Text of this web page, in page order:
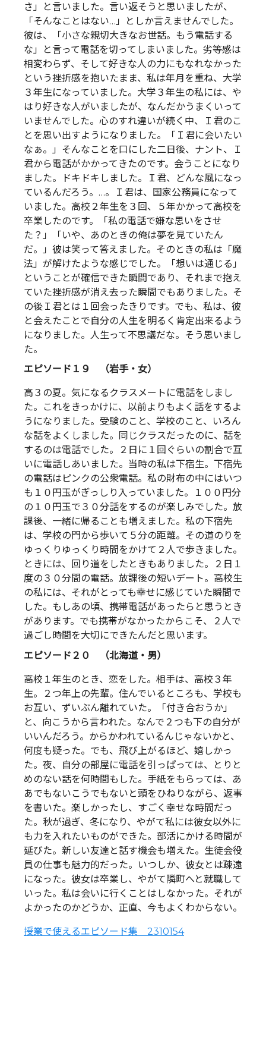
さ」と言いました。言い返そうと思いましたが、
「そんなことはない…」としか言えませんでした。
彼は、「小さな親切大きなお世話。もう電話する
な」と言って電話を切ってしまいました。劣等感は
相変わらず、そして好きな人の力にもなれなかった
という挫折感を抱いたまま、私は年月を重ね、大学
３年生になっていました。大学３年生の私には、や
はり好きな人がいましたが、なんだかうまくいって
いませんでした。心のすれ違いが続く中、Ｉ君のこ
とを思い出すようになりました。「Ｉ君に会いたい
なぁ。」そんなことを口にした二日後、ナント、Ｉ
君から電話がかかってきたのです。会うことになり
ました。ドキドキしました。Ｉ君、どんな風になっ
ているんだろう。…。Ｉ君は、国家公務員になって
いました。高校２年生を３回、５年かかって高校を
卒業したのです。「私の電話で嫌な思いをさせ
た？」「いや、あのときの俺は夢を見ていたん
だ。」彼は笑って答えました。そのときの私は「魔
法」が解けたような感じでした。「想いは通じる」
ということが確信できた瞬間であり、それまで抱え
ていた挫折感が消え去った瞬間でもありました。そ
の後Ｉ君とは１回会ったきりです。でも、私は、彼
と会えたことで自分の人生を明るく肯定出来るよう
になりました。人生って不思議だな。そう思いまし
た。
エピソード１９ （岩手・女）
高３の夏。気になるクラスメートに電話をしまし
た。これをきっかけに、以前よりもよく話をするよ
うになりました。受験のこと、学校のこと、いろん
な話をよくしました。同じクラスだったのに、話を
するのは電話でした。２日に１回ぐらいの割合で互
いに電話しあいました。当時の私は下宿生。下宿先
の電話はピンクの公衆電話。私の財布の中にはいつ
も１０円玉がぎっしり入っていました。１００円分
の１０円玉で３０分話をするのが楽しみでした。放
課後、一緒に帰ることも増えました。私の下宿先
は、学校の門から歩いて５分の距離。その道のりを
ゆっくりゆっくり時間をかけて２人で歩きました。
ときには、回り道をしたときもありました。２日１
度の３０分間の電話。放課後の短いデート。高校生
の私には、それがとっても幸せに感じていた瞬間で
した。もしあの頃、携帯電話があったらと思うとき
があります。でも携帯がなかったからこそ、２人で
過ごし時間を大切にできたんだと思います。
エピソード２０ （北海道・男）
高校１年生のとき、恋をした。相手は、高校３年
生。２つ年上の先輩。住んでいるところも、学校も
お互い、ずいぶん離れていた。「付き合おうか」
と、向こうから言われた。なんで２つも下の自分が
いいんだろう。からかわれているんじゃないかと、
何度も疑った。でも、飛び上がるほど、嬉しかっ
た。夜、自分の部屋に電話を引っぱっては、とりと
めのない話を何時間もした。手紙をもらっては、あ
あでもないこうでもないと頭をひねりながら、返事
を書いた。楽しかったし、すごく幸せな時間だっ
た。秋が過ぎ、冬になり、やがて私には彼女以外に
も力を入れたいものができた。部活にかける時間が
延びた。新しい友達と話す機会も増えた。生徒会役
員の仕事も魅力的だった。いつしか、彼女とは疎遠
になった。彼女は卒業し、やがて隣町へと就職して
いった。私は会いに行くことはしなかった。それが
よかったのかどうか、正直、今もよくわからない。
授業で使えるエピソード集 2310154